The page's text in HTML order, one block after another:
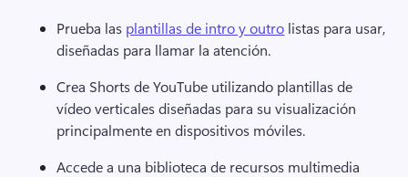
Prueba las plantillas de intro y outro listas para usar,
diseñadas para llamar la atención.
Crea Shorts de YouTube utilizando plantillas de
vídeo verticales diseñadas para su visualización
principalmente en dispositivos móviles.
Accede a una biblioteca de recursos multimedia